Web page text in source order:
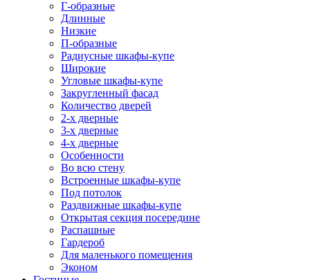
Г-образные
Длинные
Низкие
П-образные
Радиусные шкафы-купе
Широкие
Угловые шкафы-купе
Закругленный фасад
Количество дверей
2-х дверные
3-х дверные
4-х дверные
Особенности
Во всю стену
Встроенные шкафы-купе
Под потолок
Раздвижные шкафы-купе
Открытая секция посередине
Распашные
Гардероб
Для маленького помещения
Эконом